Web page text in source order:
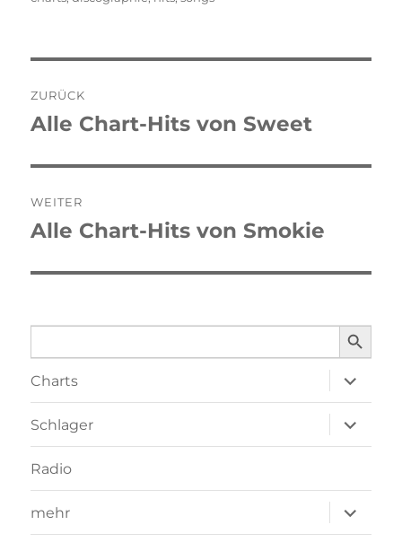
ZURÜCK
Vorheriger
Alle Chart-Hits von Sweet
WEITER
Nächster
Alle Chart-Hits von Smokie
Search
SEARCH
Charts
öffnen
Schlager
öffnen
Radio
mehr
öffnen